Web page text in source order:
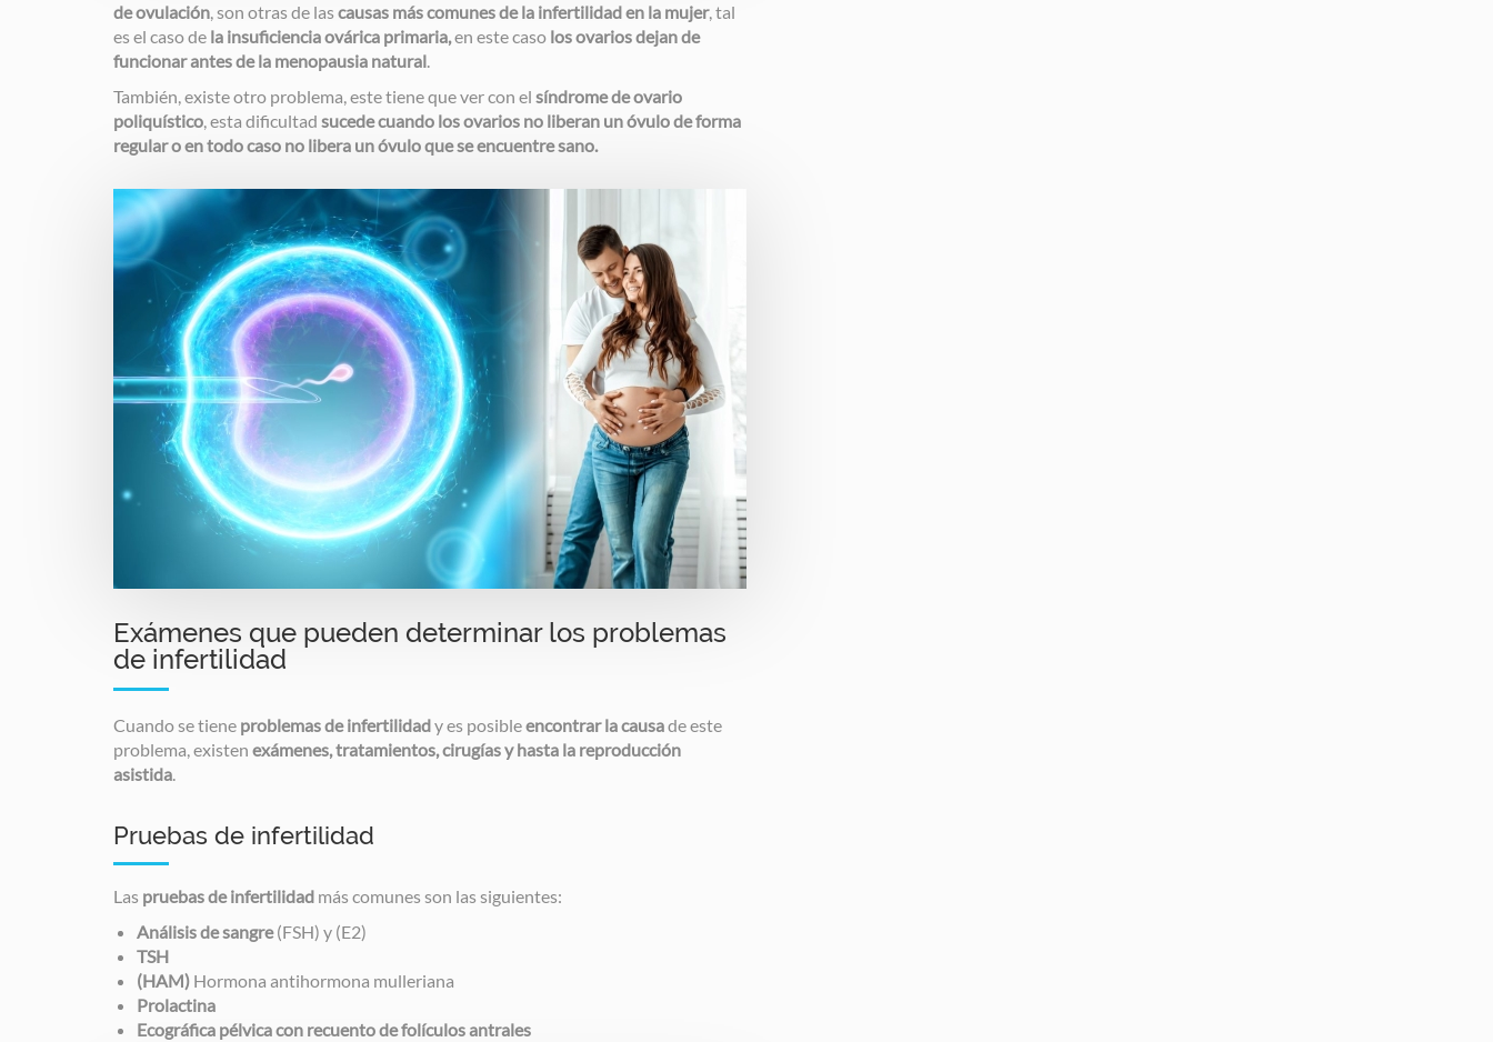
de ovulación, son otras de lascausas más comunes de la infertilidad en la mujer, tal
es el caso de la insuficiencia ovárica primaria,en este caso los ovarios dejan de
funcionar antes de la menopausia natural.
También, existe otro problema, este tiene que ver con el síndrome de ovario
poliquístico, esta dificultad sucede cuando los ovarios no liberan un óvulo de forma
regular o en todo caso no libera un óvulo que se encuentre sano.
Image
Exámenes que pueden determinar los problemas
de infertilidad
Cuando se tiene problemas de infertilidady es posibleencontrar la causade este
problema, existen exámenes, tratamientos, cirugías y hasta la reproducción
asistida.
Pruebas de infertilidad
Las pruebas de infertilidad más comunes son las siguientes:
Análisis de sangre(FSH) y (E2)
TSH
(HAM) Hormona antihormona mulleriana
Prolactina
Ecográfica pélvica con recuento de folículos antrales